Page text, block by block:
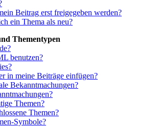
Beitrag erst freigegeben werden?
ein Thema als neu?
Thementypen
benutzen?
in meine Beiträge einfügen?
Bekanntmachungen?
Themen?
Themen?
Symbole?